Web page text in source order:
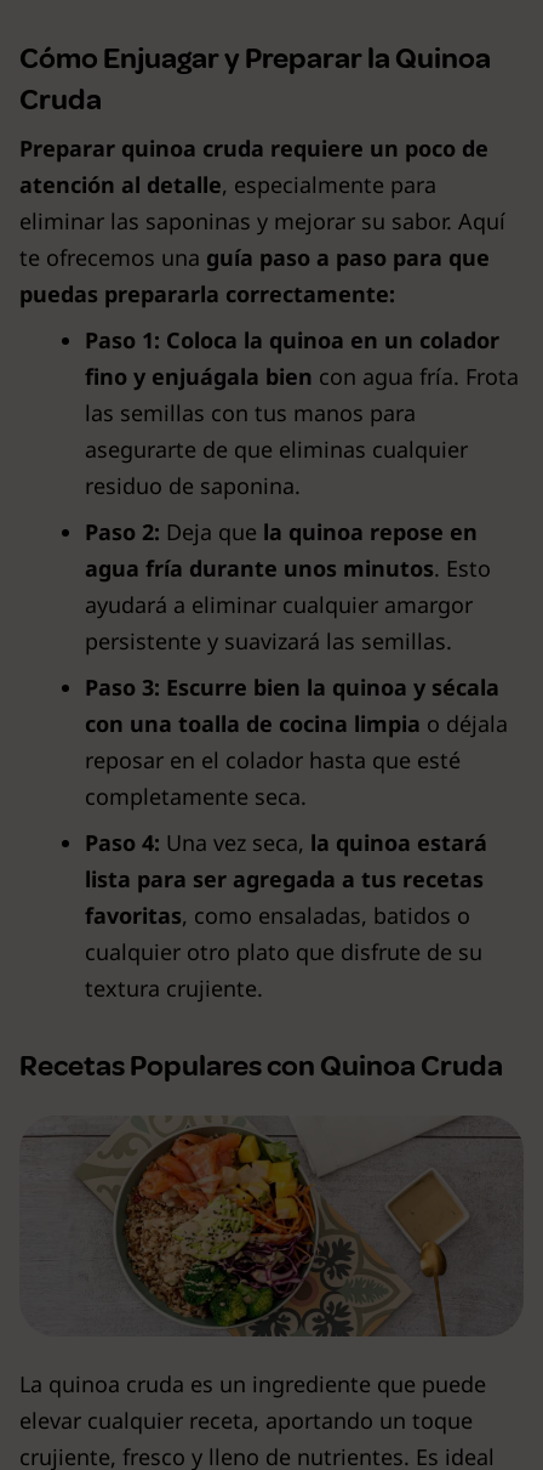
Cómo Enjuagar y Preparar la Quinoa
Cruda
Preparar quinoa cruda requiere un poco de
atención al detalle, especialmente para
eliminar las saponinas y mejorar su sabor. Aquí
te ofrecemos una guía paso a paso para que
puedas prepararla correctamente:
Paso 1: Coloca la quinoa en un colador
fino y enjuágala bien con agua fría. Frota
las semillas con tus manos para
asegurarte de que eliminas cualquier
residuo de saponina.
Paso 2: Deja que la quinoa repose en
agua fría durante unos minutos. Esto
ayudará a eliminar cualquier amargor
persistente y suavizará las semillas.
Paso 3: Escurre bien la quinoa y sécala
con una toalla de cocina limpia o déjala
reposar en el colador hasta que esté
completamente seca.
Paso 4: Una vez seca, la quinoa estará
lista para ser agregada a tus recetas
favoritas, como ensaladas, batidos o
cualquier otro plato que disfrute de su
textura crujiente.
Recetas Populares con Quinoa Cruda
La quinoa cruda es un ingrediente que puede
elevar cualquier receta, aportando un toque
crujiente, fresco y lleno de nutrientes. Es ideal